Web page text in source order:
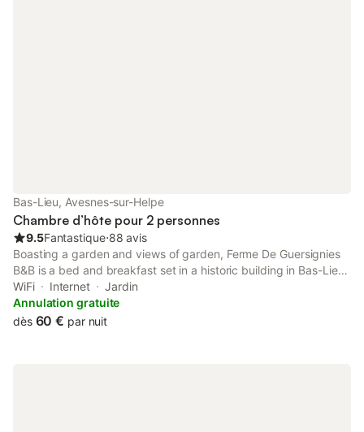
Bas-Lieu, Avesnes-sur-Helpe
Chambre d’hôte pour 2 personnes
9.5Fantastique⋅88 avis
Boasting a garden and views of garden, Ferme De Guersignies
B&B is a bed and breakfast set in a historic building in Bas-Lieu,
33 km from Matisse Museum. The property has inner courtyard
and quiet street views, and is 10 km from MusVerre.
WiFi Internet
Jardin
Annulation gratuite
dès 60 € par nuit